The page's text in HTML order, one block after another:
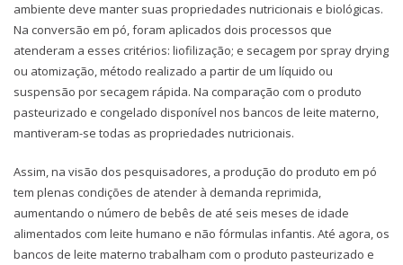
ambiente deve manter suas propriedades nutricionais e biológicas.
Na conversão em pó, foram aplicados dois processos que
atenderam a esses critérios: liofilização; e secagem por spray drying
ou atomização, método realizado a partir de um líquido ou
suspensão por secagem rápida. Na comparação com o produto
pasteurizado e congelado disponível nos bancos de leite materno,
mantiveram-se todas as propriedades nutricionais.
Assim, na visão dos pesquisadores, a produção do produto em pó
tem plenas condições de atender à demanda reprimida,
aumentando o número de bebês de até seis meses de idade
alimentados com leite humano e não fórmulas infantis. Até agora, os
bancos de leite materno trabalham com o produto pasteurizado e